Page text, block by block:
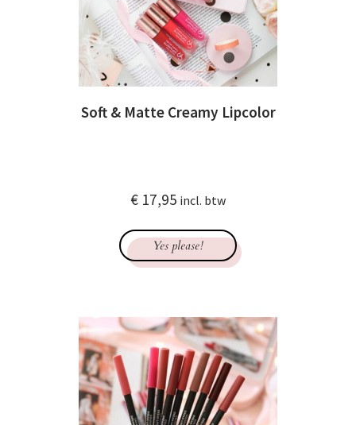
Soft & Matte Creamy Lipcolor
€ 17,95 incl. btw
Yes please!